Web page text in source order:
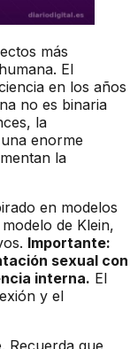
más
El
en los años
no es binaria
la
enorme
la
en modelos
de Klein,
Importante:
sexual con
interna. El
y el
Recuerda que